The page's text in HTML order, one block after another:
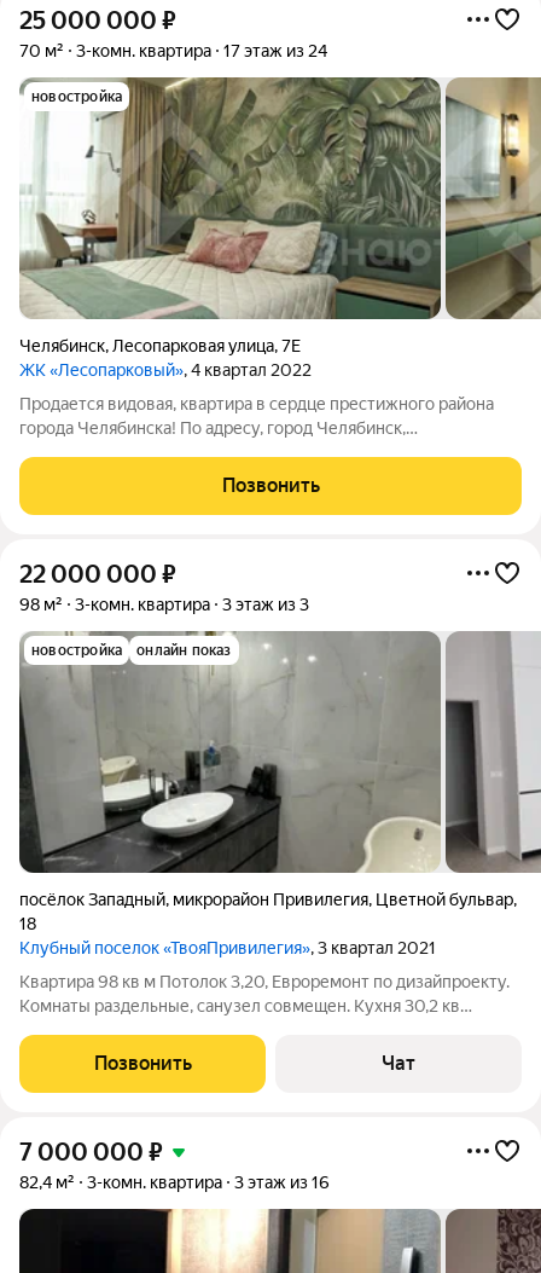
25 000 000 ₽
70 м² 3-комн. квартира 17 этаж из 24
новостройка
Челябинск, Лесопарковая улица,7Е
ЖК «Лесопарковый», 4 квартал 2022
Продается видовая, квартира в сердце престижного района
города Челябинска! По адресу, город Челябинск,
Представьте, как каждый вечер вы любуетесь потрясающими
Позвонить
22 000 000 ₽
98 м² 3-комн. квартира 3 этаж из 3
новостройка онлайн показ
посёлок Западный, микрорайон Привилегия, Цветной бульвар,
18
Клубный поселок «ТвояПривилегия», 3 квартал 2021
Квартира 98 кв м Потолок 3,20, Евроремонт по дизайпроекту.
Комнаты раздельные, санузел совмещен. Кухня 30,2 кв
посудомоечная машина, индукционная плита, жарочный шкаф,
микроволновая печь) .
Позвонить Чат
7 000 000 ₽
82,4 м² 3-комн. квартира 3 этаж из 16